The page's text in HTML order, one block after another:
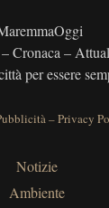
Cronaca –
per essere
–Privacy
Notizie
Ambiente